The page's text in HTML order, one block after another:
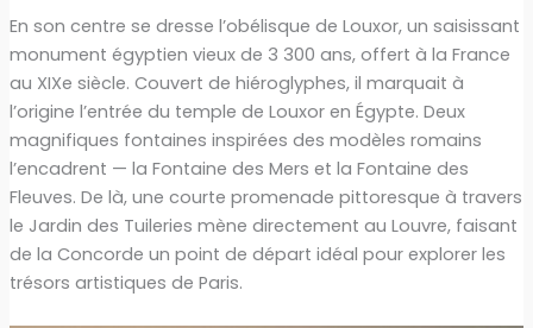
En son centre se dresse l’obélisque de Louxor, un saisissant
monument égyptien vieux de 3 300 ans, offert à la France
au XIXe siècle. Couvert de hiéroglyphes, il marquait à
l’origine l’entrée du temple de Louxor en Égypte. Deux
magnifiques fontaines inspirées des modèles romains
l’encadrent — la Fontaine des Mers et la Fontaine des
Fleuves. De là, une courte promenade pittoresque à travers
le Jardin des Tuileries mène directement au Louvre, faisant
de la Concorde un point de départ idéal pour explorer les
trésors artistiques de Paris.